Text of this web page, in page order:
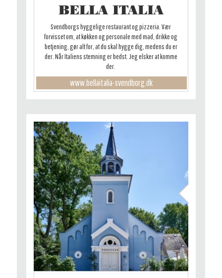
BELLA ITALIA
Svendborgs hyggelige restaurant og pizzeria. Vær
forvisset om, at køkken og personale med mad, drikke og
betjening, gør alt for, at du skal hygge dig, medens du er
der. Når Italiens stemning er bedst. Jeg elsker at komme
der.
www.bellaitalia-svendborg.dk